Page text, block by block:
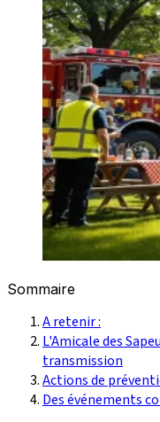
Sommaire
A retenir :
L'Amicale des
transmission
Actions de
Des événements